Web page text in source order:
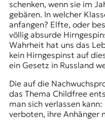
schenken, wenn sie im
gebären. In welcher
anfangen? Elfte, oder
völlig absurde
Wahrheit hat uns das
kein Hirngespinst auf
ein Gesetz in Russland
Die auf die
das Thema Childfree
man sich verlassen
verboten, ihre Anhänger